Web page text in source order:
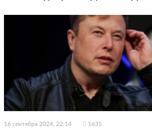
16 сентября 2024, 22:14 1635